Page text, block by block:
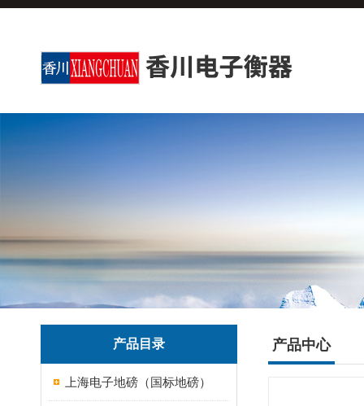
产品目录
上海电子地磅（国标地磅）
产品中心